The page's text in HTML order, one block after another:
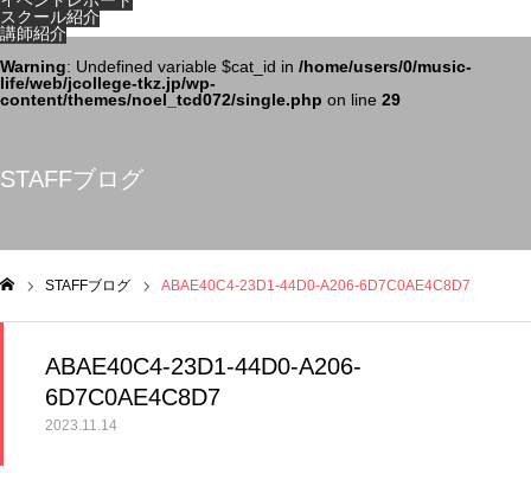
スクール紹介
講師紹介
Warning: Undefined variable $cat_id in /home/users/0/music-
life/web/jcollege-tkz.jp/wp-
content/themes/noel_tcd072/single.php on line 29
STAFFブログ
STAFFブログ ABAE40C4-23D1-44D0-A206-6D7C0AE4C8D7
ABAE40C4-23D1-44D0-A206-
6D7C0AE4C8D7
2023.11.14